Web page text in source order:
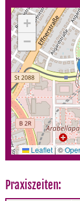
+
−
Leaflet|©
Praxiszeiten: